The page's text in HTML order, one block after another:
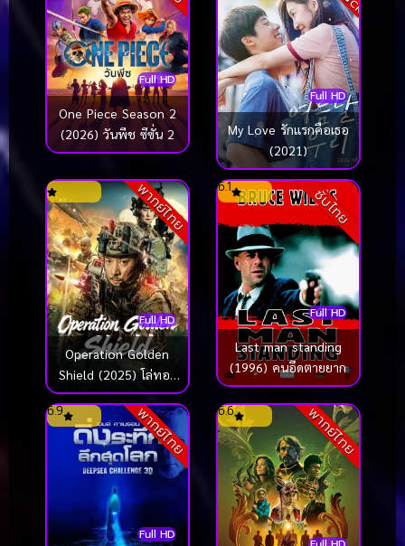
Full HD
One Piece Season 2
(2026) วันพีช ซีซั่น 2
Full HD
My Love รักแรกคือเธอ
(2021)
พากย์ไทย
Full HD
Operation Golden
Shield (2025) โล่ทอง
เลือดเหล็ก
ซับไทย
Full HD
6.1
Last man standing
(1996) คนอึดตายยาก
พากย์ไทย
Full HD
6.9 พากย์ไทย
6.6